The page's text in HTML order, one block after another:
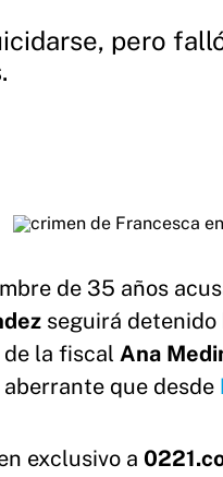
pero
de 35 años
seguirá
la fiscal Ana
aberrante que desde
exclusivo a